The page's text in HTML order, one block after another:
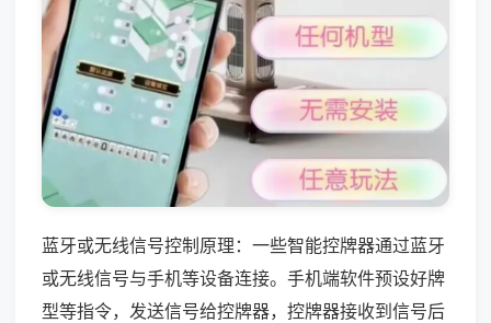
蓝牙或无线信号控制原理：一些智能控牌器通过蓝牙
或无线信号与手机等设备连接。手机端软件预设好牌
型等指令，发送信号给控牌器，控牌器接收到信号后